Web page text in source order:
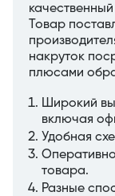
Товар
накруток
плюсами
Широкий
включая
Удобная
товара.
Разные